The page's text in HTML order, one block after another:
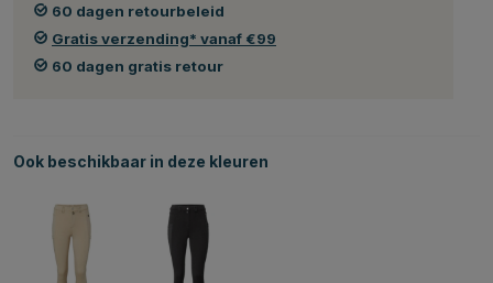
60 dagen retourbeleid
Gratis verzending* vanaf €99
60 dagen gratis retour
Ook beschikbaar in deze kleuren